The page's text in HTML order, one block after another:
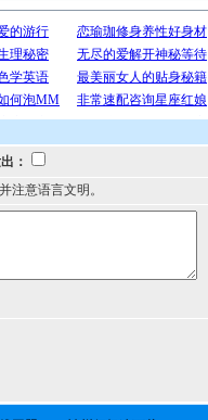
：
注意语言文明。